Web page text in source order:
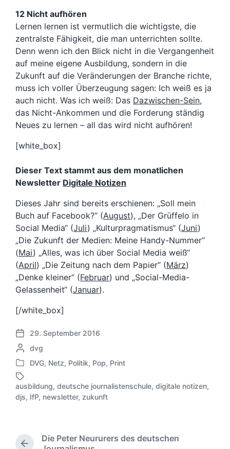
12 Nicht aufhören
Lernen lernen ist vermutlich die wichtigste, die
zentralste Fähigkeit, die man unterrichten sollte.
Denn wenn ich den Blick nicht in die Vergangenheit
auf meine eigene Ausbildung, sondern in die
Zukunft auf die Veränderungen der Branche richte,
muss ich voller Überzeugung sagen: Ich weiß es ja
auch nicht. Was ich weiß: Das Dazwischen-Sein,
das Nicht-Ankommen und die Forderung ständig
Neues zu lernen – all das wird nicht aufhören!
[white_box]
Dieser Text stammt aus dem monatlichen
Newsletter Digitale Notizen
Dieses Jahr sind bereits erschienen: „Soll mein
Buch auf Facebook?“ (August), „Der Grüffelo in
Social Media“ (Juli) „Kulturpragmatismus“ (Juni)
„Die Zukunft der Medien: Meine Handy-Nummer“
(Mai) „Alles, was ich über Social Media weiß“
(April) „Die Zeitung nach dem Papier“ (März)
„Denke kleiner“ (Februar) und „Social-Media-
Gelassenheit“ (Januar).
[/white_box]
V
e
r
ö
i
29. September 2016
G
e
c
h
r
b
e
dvg
V
e
r
ö
n
DVG, Netz, Politik, Pop, Print
S
a
g
ausbildung, deutsche journalistenschule, digitale notizen,
djs, IfP, newsletter, zukunft
Die Peter Neururers des deutschen